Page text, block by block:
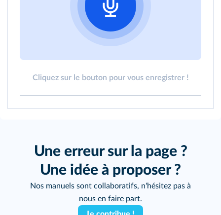
Cliquez sur le bouton pour vous enregistrer !
Une erreur sur la page ?
Une idée à proposer ?
Nos manuels sont collaboratifs, n'hésitez pas à
nous en faire part.